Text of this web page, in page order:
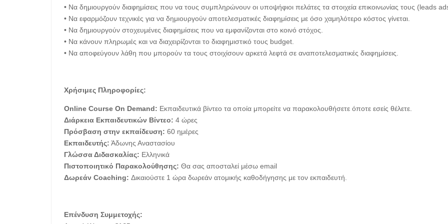
• Να δημιουργούν διαφημίσεις που να τους συμπληρώνουν οι υποψήφιοι πελάτες τα στοιχεία επικοινωνίας τους (leads
• Να εφαρμόζουν τεχνικές για να δημιουργούν αποτελεσματικές διαφημίσεις με όσο χαμηλότερο κόστος γίνεται.
• Να δημιουργούν στοχευμένες διαφημίσεις που να εμφανίζονται στο κοινό στόχος.
• Να κάνουν πληρωμές και να διαχειρίζονται το διαφημιστικό τους budget.
• Να αποφεύγουν λάθη που μπορούν τα τους στοιχίσουν αρκετά λεφτά σε αναποτελεσματικές διαφημίσεις.
Χρήσιμες Πληροφορίες:
Online Course On Demand: Εκπαιδευτικά βίντεο τα οποία μπορείτε να παρακολουθήσετε όποτε εσείς θέλετε.
Διάρκεια Εκπαιδευτικών Βίντεο: 4 ώρες
Πρόσβαση στην εκπαίδευση: 60 ημέρες
Εκπαιδευτής: Άδωνης Αναστασίου
Γλώσσα Διδασκαλίας: Ελληνικά
Πιστοποιητικό Παρακολούθησης: Θα σας αποσταλεί μέσω email
Δωρεάν Coaching: Δικαιούστε 1 ώρα δωρεάν ατομικής καθοδήγησης με τον εκπαιδευτή.
Επένδυση Συμμετοχής: